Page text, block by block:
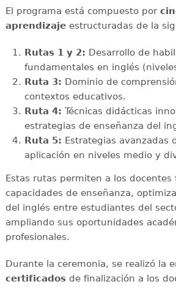
El programa está compuesto por
aprendizajeestructuradas de la
Rutas 1 y 2: Desarrollo de
fundamentales en inglés
Ruta 3: Dominio de
contextos educativos.
Ruta 4: Técnicas didácticas
estrategias de enseñanza del
Ruta 5: Estrategias avanzadas
aplicación en niveles medio y
Estas rutas permiten a los docentes
capacidades de enseñanza,
del inglés entre estudiantes del
ampliando sus oportunidades
profesionales.
Durante la ceremonia, se realizó la
certificadosde finalización a los